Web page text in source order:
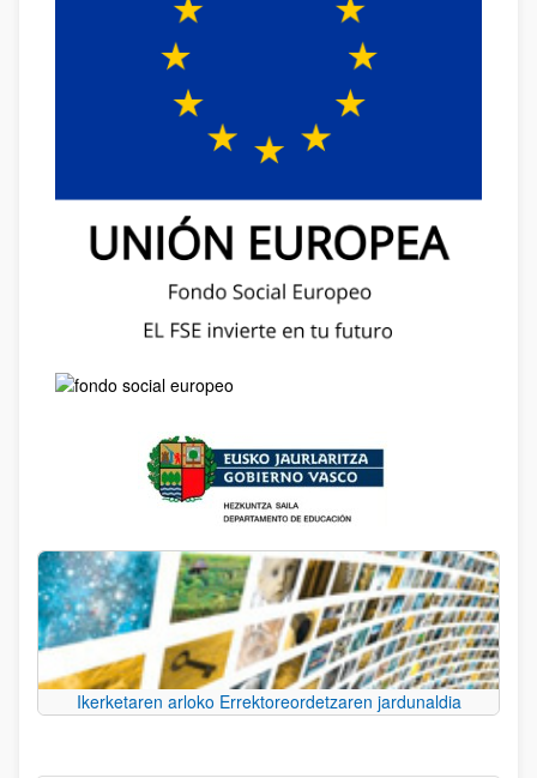
Ikerketaren arloko Errektoreordetzaren jardunaldia